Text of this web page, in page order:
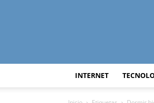
INTERNET